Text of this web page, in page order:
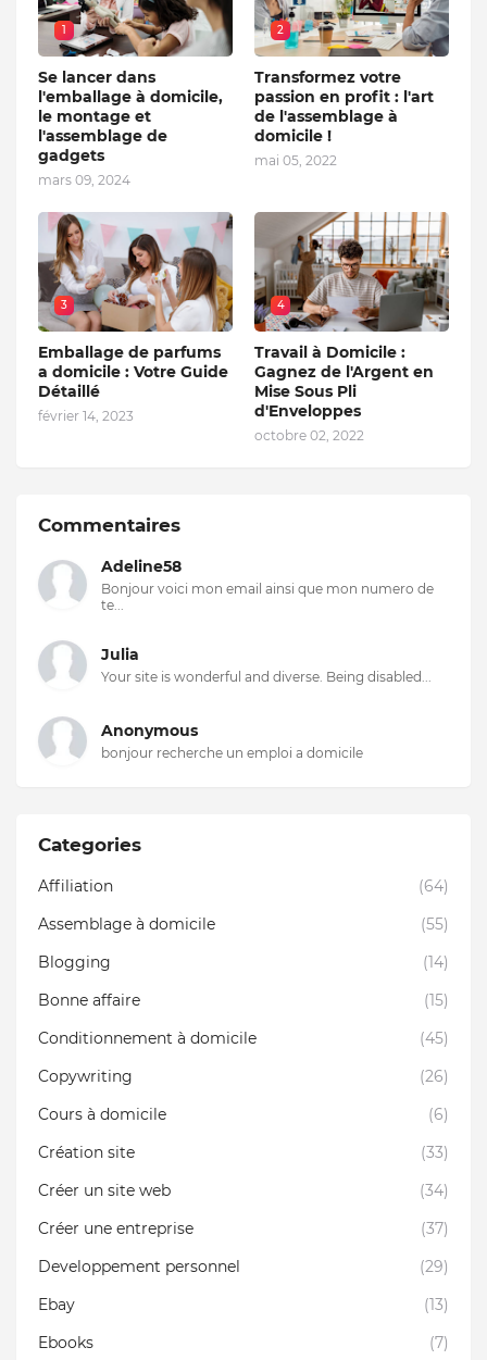
1
Se lancer dans
l'emballage à domicile,
le montage et
l'assemblage de
gadgets
mars 09, 2024
2
Transformez votre
passion en profit : l'art
de l'assemblage à
domicile !
mai 05, 2022
3
Emballage de parfums
a domicile : Votre Guide
Détaillé
février 14, 2023
4
Travail à Domicile :
Gagnez de l'Argent en
Mise Sous Pli
d'Enveloppes
octobre 02, 2022
Commentaires
Adeline58
Bonjour voici mon email ainsi que mon numero de
te...
Julia
Your site is wonderful and diverse. Being disabled...
Anonymous
bonjour recherche un emploi a domicile
Categories
Affiliation
(64)
Assemblage à domicile
(55)
Blogging
(14)
Bonne affaire
(15)
Conditionnement à domicile
(45)
Copywriting
(26)
Cours à domicile
(6)
Création site
(33)
Créer un site web
(34)
Créer une entreprise
(37)
Developpement personnel
(29)
Ebay
(13)
Ebooks
(7)